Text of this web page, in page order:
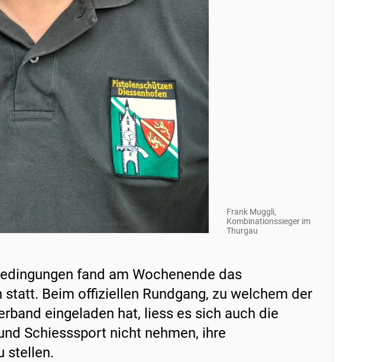
Frank Muggli,
Kombinationssieger im
Thurgau
fand am Wochenende das
Beim offiziellen Rundgang, zu welchem der
eingeladen hat, liess es sich auch die
Schiesssport nicht nehmen, ihre
stellen.